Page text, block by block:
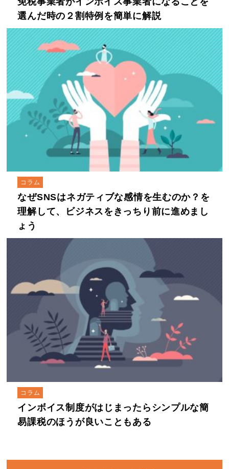
選んだ時の２割特例を簡単に解説
コラム
なぜSNSはネガティブな感情を生むのか？を
理解して、ビジネスをきっちり前に進めまし
ょう
コラム
インボイス制度がはじまったらシンプルな簡
易課税のほうが良いこともある